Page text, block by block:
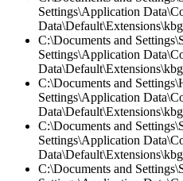
Settings\Application
C:\Documents and
Settings\Application
C:\Documents and
Settings\Application
C:\Documents and
Settings\Application
C:\Documents and